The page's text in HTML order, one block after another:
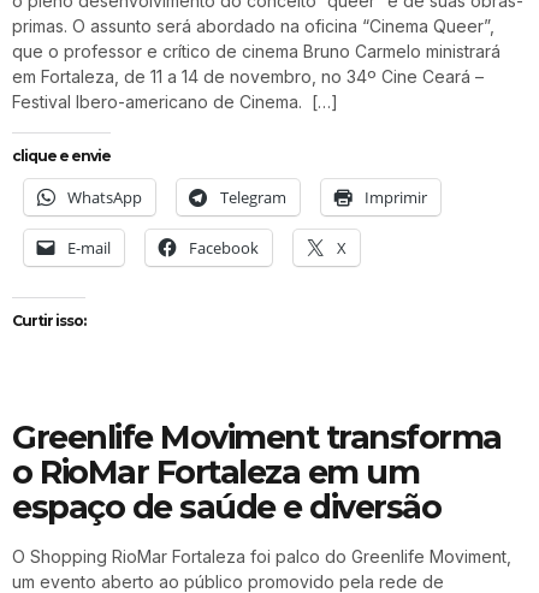
primas. O assunto será abordado na oficina “Cinema Queer”,
que o professor e crítico de cinema Bruno Carmelo ministrará
em Fortaleza, de 11 a 14 de novembro, no 34º Cine Ceará –
Festival Ibero-americano de Cinema. […]
clique e envie
WhatsApp Telegram Imprimir
E-mail Facebook X
Curtir isso:
Greenlife Moviment transforma
o RioMar Fortaleza em um
espaço de saúde e diversão
O Shopping RioMar Fortaleza foi palco do Greenlife Moviment,
um evento aberto ao público promovido pela rede de